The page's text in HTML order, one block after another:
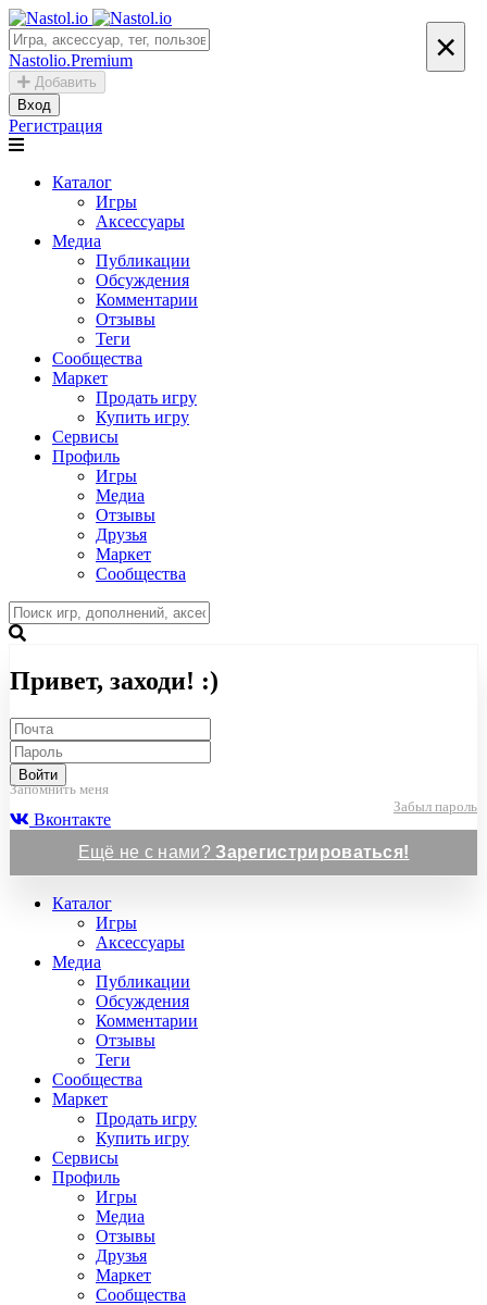
Nastolio.Premium
Добавить
Вход
Регистрация
Каталог
Игры
Аксессуары
Медиа
Публикации
Обсуждения
Комментарии
Отзывы
Теги
Сообщества
Маркет
Продать игру
Купить игру
Сервисы
Профиль
Игры
Медиа
Отзывы
Друзья
Маркет
Сообщества
×
Привет, заходи! :)
Войти
Запомнить меня
Забыл пароль
Вконтакте
Ещё не с нами?Зарегистрироваться!
Каталог
Игры
Аксессуары
Медиа
Публикации
Обсуждения
Комментарии
Отзывы
Теги
Сообщества
Маркет
Продать игру
Купить игру
Сервисы
Профиль
Игры
Медиа
Отзывы
Друзья
Маркет
Сообщества